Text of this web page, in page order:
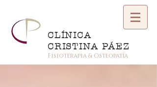
CLÍNICA
CRISTINA PÁEZ
Fisioterapia & Osteopatía